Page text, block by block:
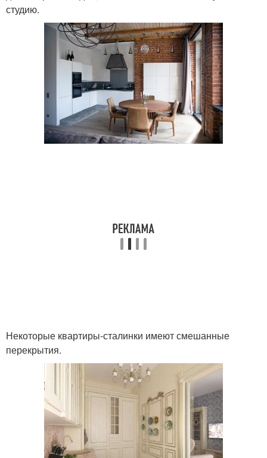
студию.
Некоторые квартиры-сталинки имеют смешанные
перекрытия.